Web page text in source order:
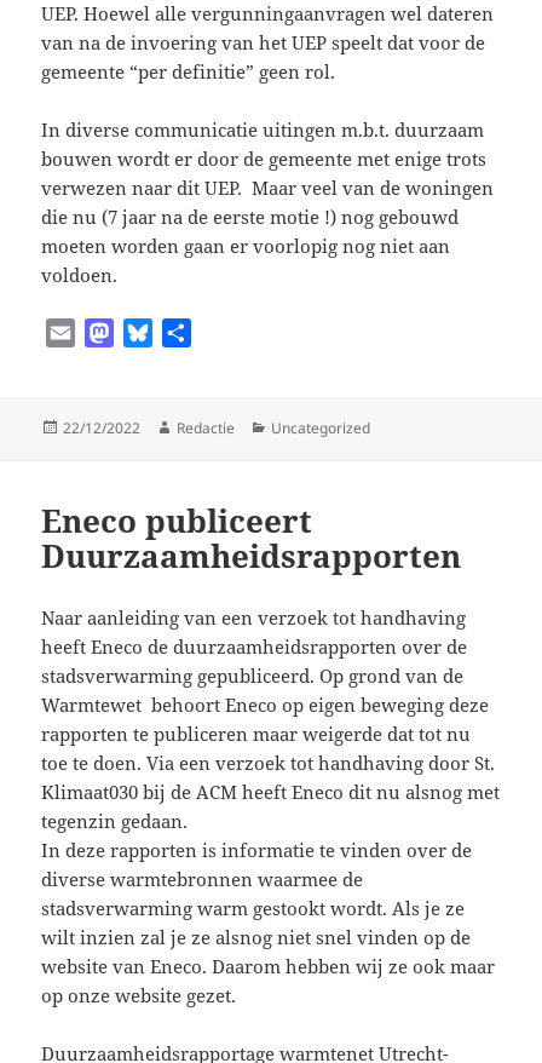
UEP. Hoewel alle vergunningaanvragen wel dateren
van na de invoering van het UEP speelt dat voor de
gemeente “per definitie” geen rol.
In diverse communicatie uitingen m.b.t. duurzaam
bouwen wordt er door de gemeente met enige trots
verwezen naar dit UEP. Maar veel van de woningen
die nu (7 jaar na de eerste motie !) nog gebouwd
moeten worden gaan er voorlopig nog niet aan
voldoen.
i
M
t
n
e
e
Geplaatst
22/12/2022 Auteur
Redactie Categorieën
Uncategorized
Eneco publiceert
Duurzaamheidsrapporten
Naar aanleiding van een verzoek tot handhaving
heeft Eneco de duurzaamheidsrapporten over de
stadsverwarming gepubliceerd. Op grond van de
Warmtewet behoort Eneco op eigen beweging deze
rapporten te publiceren maar weigerde dat tot nu
toe te doen. Via een verzoek tot handhaving door St.
Klimaat030 bij de ACM heeft Eneco dit nu alsnog met
tegenzin gedaan.
In deze rapporten is informatie te vinden over de
diverse warmtebronnen waarmee de
stadsverwarming warm gestookt wordt. Als je ze
wilt inzien zal je ze alsnog niet snel vinden op de
website van Eneco. Daarom hebben wij ze ook maar
op onze website gezet.
Duurzaamheidsrapportage warmtenet Utrecht-